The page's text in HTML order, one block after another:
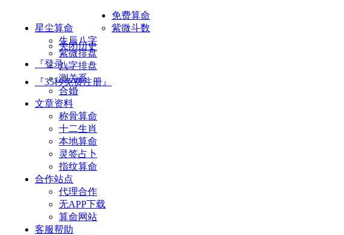
星尘算命
关闭历史
『登录』
『35秒免费注册』
免费算命
紫微斗数
生辰八字
紫微排盘
八字排盘
测关系
合婚
文章资料
称骨算命
十二生肖
本地算命
灵签占卜
指纹算命
合作站点
代理合作
无APP下载
算命网站
客服帮助